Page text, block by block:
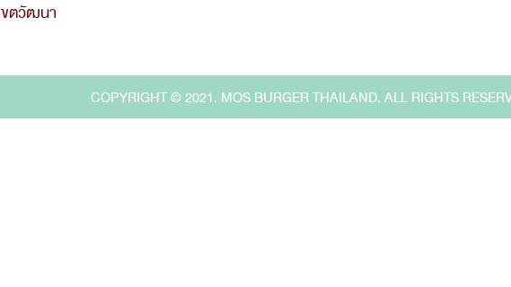
ขตวัฒนา
COPYRIGHT © 2021. MOS BURGER THAILAND. ALL RIGHTS